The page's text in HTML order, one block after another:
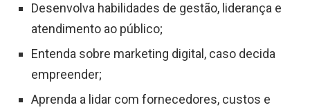
Desenvolva habilidades de gestão, liderança e
atendimento ao público;
Entenda sobre marketing digital, caso decida
empreender;
Aprenda a lidar com fornecedores, custos e